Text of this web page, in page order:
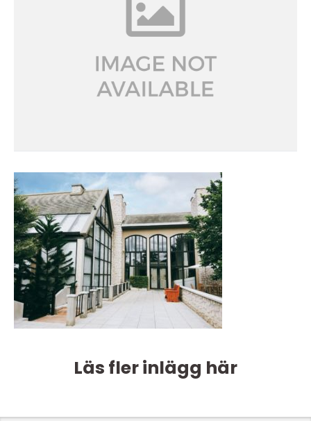
Läs fler inlägg här